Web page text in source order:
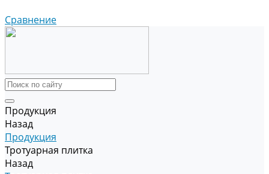
Сравнение
Продукция
Назад
Продукция
Тротуарная плитка
Назад